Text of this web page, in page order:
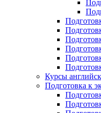
Курсы
Подготовка к